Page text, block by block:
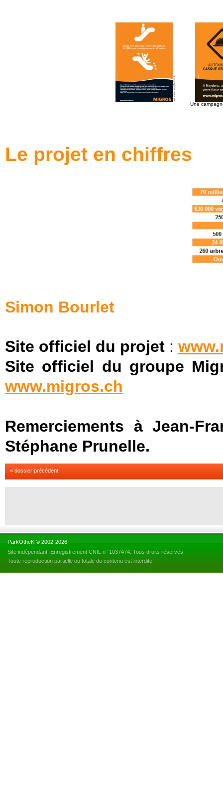
Une
Le projet en chiffres
Simon Bourlet
Site officiel du projet :
Site officiel du groupe
www.migros.ch
Remerciements à Jean-
Stéphane Prunelle.
« dossier précédent
ParkOtheK © 2002-2026
Site indépendant. Enregistrement CNIL n° 1037474. Tous droits réservés.
Toute reproduction partielle ou totale du contenu est interdite.